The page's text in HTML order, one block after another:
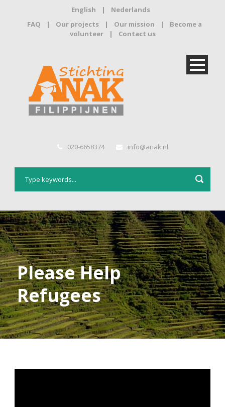
English |
Nederlands
FAQ
| Our projects | Our mission |
Become a
volunteer
| Contact us
020-6658374 info@anak.nl
Please Help
Refugees